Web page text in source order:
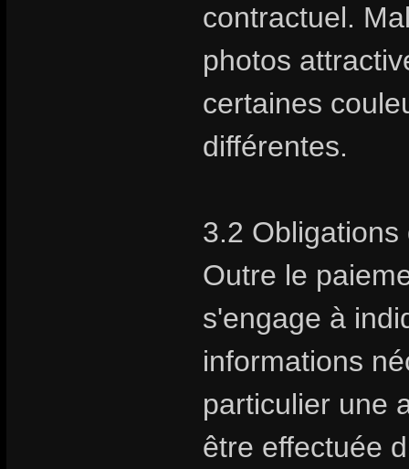
contractuel.
photos
certaines
différentes.
3.2
Outre le
s'engage à
informations
particulier une
être effectuée